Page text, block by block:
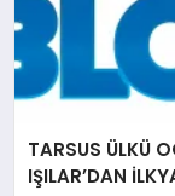
TARSUS ÜLKÜ
IŞILAR’DAN